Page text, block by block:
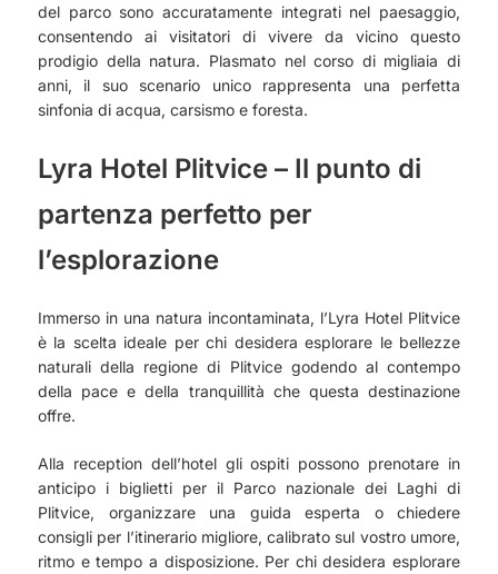
del parco sono accuratamente integrati nel paesaggio,
consentendo ai visitatori di vivere da vicino questo
prodigio della natura. Plasmato nel corso di migliaia di
anni, il suo scenario unico rappresenta una perfetta
sinfonia di acqua, carsismo e foresta.
Lyra Hotel Plitvice – Il punto di
partenza perfetto per
l’esplorazione
Immerso in una natura incontaminata, l’Lyra Hotel Plitvice
è la scelta ideale per chi desidera esplorare le bellezze
naturali della regione di Plitvice godendo al contempo
della pace e della tranquillità che questa destinazione
offre.
Alla reception dell’hotel gli ospiti possono prenotare in
anticipo i biglietti per il Parco nazionale dei Laghi di
Plitvice, organizzare una guida esperta o chiedere
consigli per l’itinerario migliore, calibrato sul vostro umore,
ritmo e tempo a disposizione. Per chi desidera esplorare